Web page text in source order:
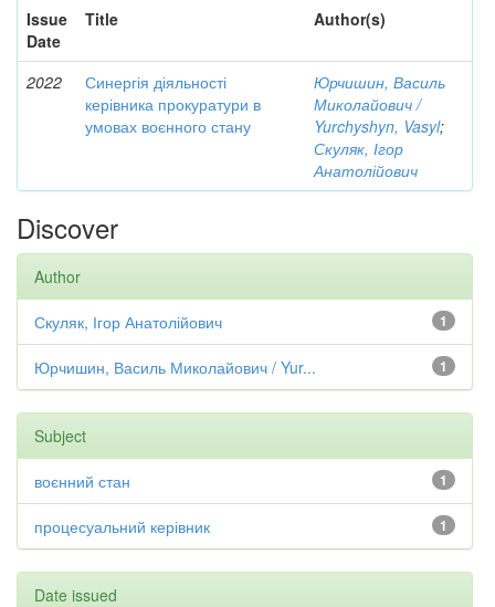
Issue
Date
Title Author(s)
2022
Синергія діяльності
керівника прокуратури в
умовах воєнного стану
Юрчишин, Василь
Миколайович /
Yurchyshyn, Vasyl;
Скуляк, Ігор
Анатолійович
Discover
Author
1
Скуляк, Ігор Анатолійович
1
Юрчишин, Василь Миколайович / Yur...
Subject
1
воєнний стан
1
процесуальний керівник
Date issued